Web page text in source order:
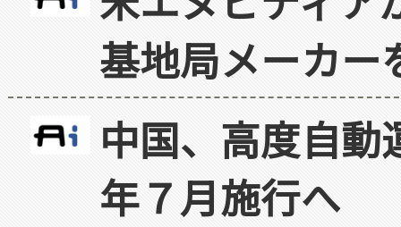
基地局メーカー
中国、高度自
年７月施行へ